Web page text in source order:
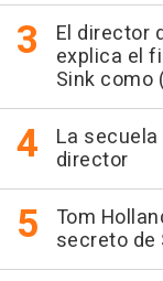
El director
explica el
Sink como
La
director
Tom
secreto de